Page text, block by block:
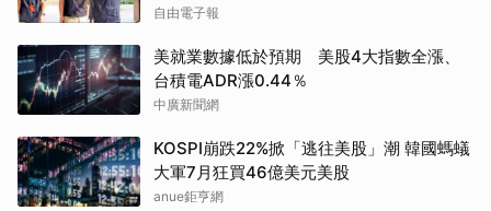
自由電子報
美就業數據低於預期 美股4大指數全漲、
台積電ADR漲0.44％
中廣新聞網
KOSPI崩跌22%掀「逃往美股」潮 韓國螞蟻
大軍7月狂買46億美元美股
anue鉅亨網